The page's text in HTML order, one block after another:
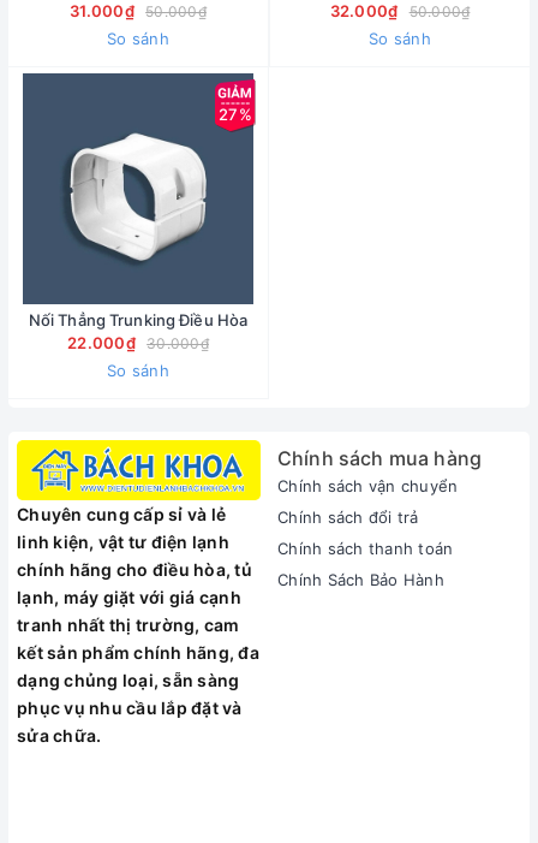
31.000₫
50.000₫
So sánh
32.000₫
50.000₫
So sánh
27%
Nối Thẳng Trunking Điều Hòa
22.000₫
30.000₫
So sánh
Chuyên cung cấp sỉ và lẻ
linh kiện, vật tư điện lạnh
chính hãng cho điều hòa, tủ
lạnh, máy giặt với giá cạnh
tranh nhất thị trường, cam
kết sản phẩm chính hãng, đa
dạng chủng loại, sẵn sàng
phục vụ nhu cầu lắp đặt và
sửa chữa.
Chính sách mua hàng
Chính sách vận chuyển
Chính sách đổi trả
Chính sách thanh toán
Chính Sách Bảo Hành